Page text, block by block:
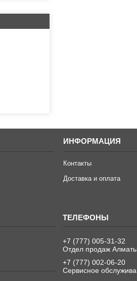
ИНФОРМАЦИЯ
Контакты
Доставка и оплата
+7 (777) 005-31-32
Отдел продаж Алматы
+7 (777) 002-06-20
Сервисное